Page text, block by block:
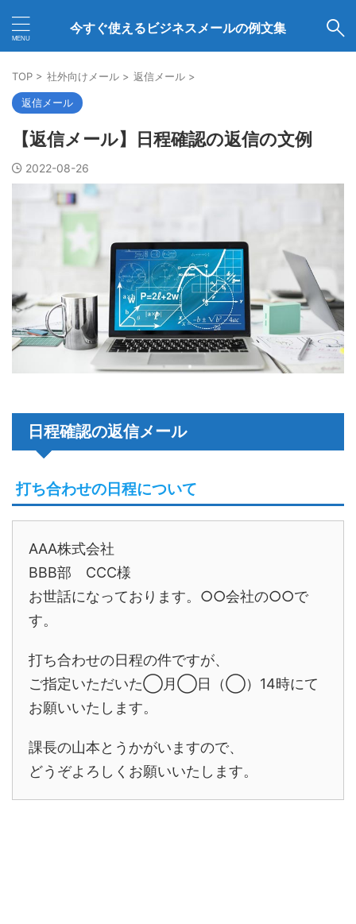
今すぐ使えるビジネスメールの例文集
TOP > 社外向けメール > 返信メール >
返信メール
【返信メール】日程確認の返信の文例
2022-08-26
日程確認の返信メール
打ち合わせの日程について
AAA株式会社
BBB部 CCC様
お世話になっております。○○会社の○○で
す。
打ち合わせの日程の件ですが、
ご指定いただいた◯月◯日（◯）14時にて
お願いいたします。
課長の山本とうかがいますので、
どうぞよろしくお願いいたします。